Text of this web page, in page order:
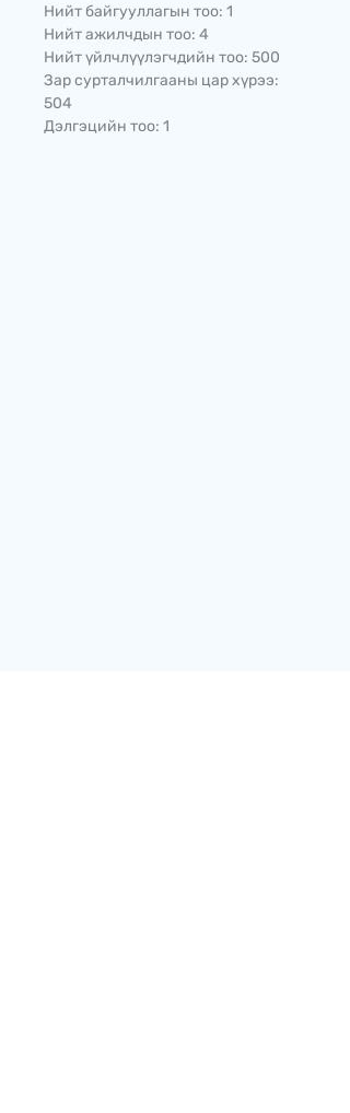
Нийт байгууллагын тоо: 1
Нийт ажилчдын тоо: 4
Нийт үйлчлүүлэгчдийн тоо: 500
Зар сурталчилгааны цар хүрээ:
504
Дэлгэцийн тоо: 1